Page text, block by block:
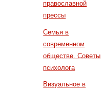
православной
прессы
Семья в
современном
обществе. Советы
психолога
Визуальное в